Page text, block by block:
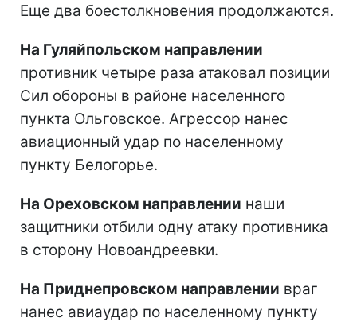
Еще два боестолкновения продолжаются.
На Гуляйпольском направлении
противник четыре раза атаковал позиции
Сил обороны в районе населенного
пункта Ольговское. Агрессор нанес
авиационный удар по населенному
пункту Белогорье.
На Ореховском направлении наши
защитники отбили одну атаку противника
в сторону Новоандреевки.
На Приднепровском направлении враг
нанес авиаудар по населенному пункту